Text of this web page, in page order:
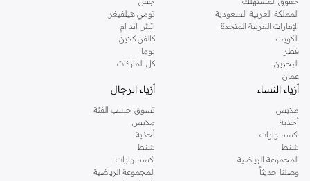
تسوقي دوروثي بيركنز اون لاين من نمشي واستمتعي باكثر من الف ستايل من مجموعة
دوروثي بيركنز الشهيرة. تصفحي المجموعة كاملة في متجر دوروثي بيركنز اون لاين او
استخدمي القائمة لتحديد تجربة تسوق دوروثي بيركنز اون لاين. خدمة التوصيل السريعة
والدعم الاستثنائي يضمن لك تجربة تسوق ممتعة دائما مع نمشي.
المملكة العربية السعودية
الإمارات العربية المتحدة
الكويت
قطر
البحرين
عمان
تومي هيلفيغر
اتش اند ام
كالفن كلاين
بوما
كل الماركات
أزياء النساء
ملابس
أحذية
اكسسوارات
شنط
المجموعة الرياضية
وصلنا حديثاً
أزياء الرجال
تسوق حسب الفئة
ملابس
أحذية
شنط
اكسسوارات
المجموعة الرياضية